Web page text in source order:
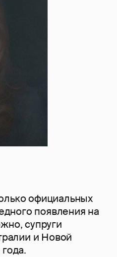
официальных
появления на
супруги
и Новой